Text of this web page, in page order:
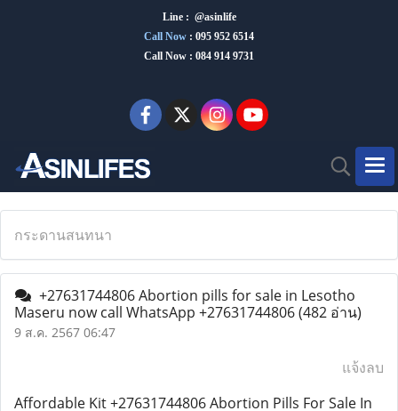
Line : @asinlife
Call Now : 095 952 6514
Call Now : 084 914 9731
กระดานสนทนา
+27631744806 Abortion pills for sale in Lesotho
Maseru now call WhatsApp +27631744806(482 อ่าน)
9 ส.ค. 2567 06:47
แจ้งลบ
Affordable Kit +27631744806 Abortion Pills For Sale In